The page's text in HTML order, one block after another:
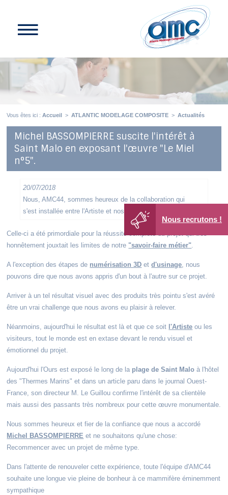
Nous recrutons !
Vous êtes ici : Accueil >ATLANTIC MODELAGE COMPOSITE >Actualités
Michel BASSOMPIERRE suscite l'intérêt à
Saint Malo en exposant l'œuvre "Le Miel
n°5".
20/07/2018
Nous, AMC44, sommes heureux de la collaboration qui
s'est installée entre l'Artiste et nos collaborateurs.
Celle-ci a été primordiale pour la réussite complète du projet qui très
honnêtement jouxtait les limites de notre "savoir-faire métier"
A l'exception des étapes de numérisation 3D etd'usinage , nous
pouvons dire que nous avons appris d'un bout à l'autre sur ce projet.
Arriver à un tel résultat visuel avec des produits très pointu s'est avéré
être un vrai challenge que nous avons eu plaisir à relever.
Néanmoins, aujourd'hui le résultat est là et que ce soit l'Artiste ou les
visiteurs, tout le monde est en extase devant le rendu visuel et
émotionnel du projet.
Aujourd'hui l'Ours est exposé le long de la plage de Saint Malo à l'hôtel
des "Thermes Marins" et dans un article paru dans le journal Ouest-
France, son directeur M. Le Guillou confirme l'intérêt de sa clientèle
mais aussi des passants très nombreux pour cette œuvre monumentale.
Nous sommes heureux et fier de la confiance que nous a accordé
Michel BASSOMPIERRE et ne souhaitons qu'une chose:
Recommencer avec un projet de même type.
Dans l'attente de renouveler cette expérience, toute l'équipe d'AMC44
souhaite une longue vie pleine de bonheur à ce mammifère éminemment
sympathique